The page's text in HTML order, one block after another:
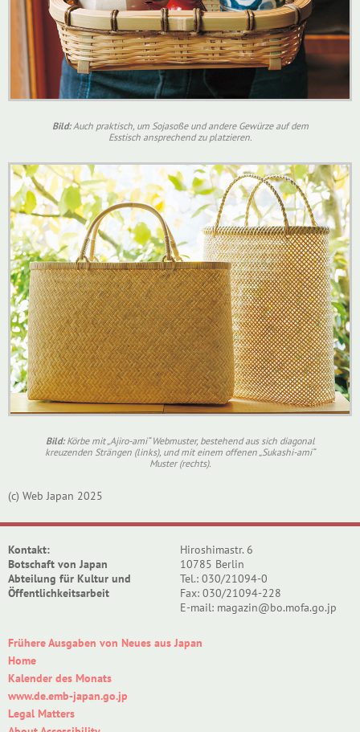
Bild:Auch praktisch, um Sojasoße und andere Gewürze auf dem
Esstisch ansprechend zu platzieren.
Bild:Körbe mit „Ajiro-ami“ Webmuster, bestehend aus sich diagonal
kreuzenden Strängen (links), und mit einem offenen „Sukashi-ami“
Muster (rechts).
(c) Web Japan 2025
Kontakt:
Botschaft von Japan
Abteilung für Kultur und
Öffentlichkeitsarbeit
Hiroshimastr. 6
10785 Berlin
Tel.: 030/21094-0
Fax: 030/21094-228
E-mail: magazin@bo.mofa.go.jp
Frühere Ausgaben von Neues aus Japan
Home
Kalender des Monats
www.de.emb-japan.go.jp
Legal Matters